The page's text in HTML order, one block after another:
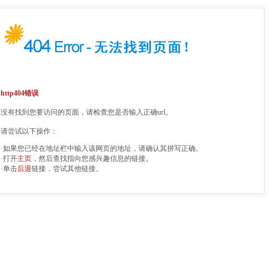
http404错误
没有找到您要访问的页面，请检查您是否输入正确url。
请尝试以下操作：
·如果您已经在地址栏中输入该网页的地址，请确认其拼写正确。
·打开主页 ，然后查找指向您感兴趣信息的链接。
·单击后退链接，尝试其他链接。